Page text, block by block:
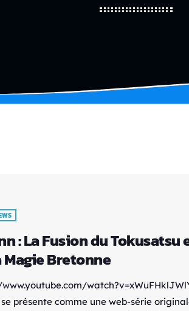
: La Fusion du Tokusatsu
Magie Bretonne
présente comme une web-série